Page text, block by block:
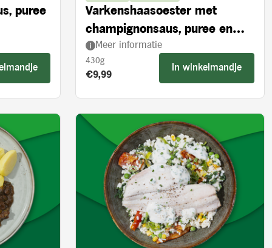
puree
Varkenshaasoester met
champignonsaus, puree en
broccoli
Meer informatie
430g
Product prijs:
€9,99
In winkelmandje